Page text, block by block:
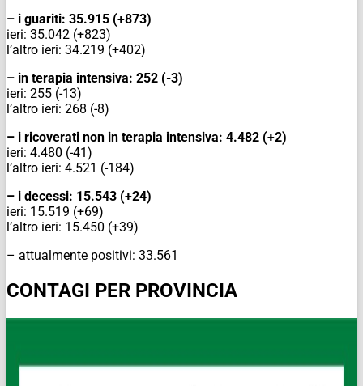
– i guariti: 35.915 (+873)
ieri: 35.042 (+823)
l’altro ieri: 34.219 (+402)
– in terapia intensiva: 252 (-3)
ieri: 255 (-13)
l’altro ieri: 268 (-8)
– i ricoverati non in terapia intensiva: 4.482 (+2)
ieri: 4.480 (-41)
l’altro ieri: 4.521 (-184)
– i decessi: 15.543 (+24)
ieri: 15.519 (+69)
l’altro ieri: 15.450 (+39)
– attualmente positivi: 33.561
CONTAGI PER PROVINCIA